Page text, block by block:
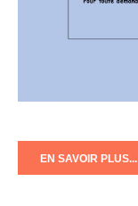
EN SAVOIR PLUS...